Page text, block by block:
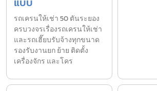
รถเครนให้เช่า 50 ตันระยอง
ครบวงจรเรื่องรถเครนให้เช่า
และรถเฮี๊ยบรับจ้างทุกขนาด
รองรับงานยก ย้าย ติดตั้ง
เครื่องจักร และโคร